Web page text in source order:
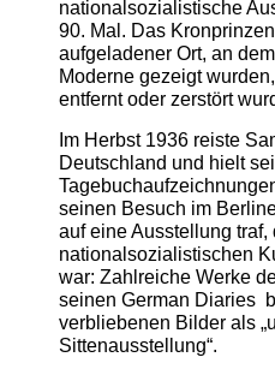
nationalsozialistische
90. Mal. Das
aufgeladener Ort, an
Moderne gezeigt
entfernt oder zerstört
Im Herbst 1936 reiste
Deutschland und hielt
seinen Besuch im
auf eine Ausstellung
nationalsozialistischen
war: Zahlreiche Werke
seinen German Diaries
verbliebenen Bilder als
Sittenausstellung“.